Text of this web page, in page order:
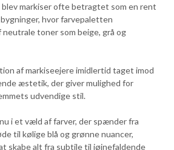
markiser ofte betragtet som en rent
hvor farvepaletten
toner som beige, grå og
af markiseejere imidlertid taget imod
æstetik, der giver mulighed for
udvendige stil.
i et væld af farver, der spænder fra
til kølige blå og grønne nuancer,
skabe alt fra subtile til iøjnefaldende